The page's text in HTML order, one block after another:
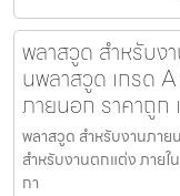
พลาสวูด สำหรับง
นพลาสวูด เกรด
ภายนอก ราคาถู
พลาสวูด สำหรับงานภาย
สำหรับงานตกแต่ง ภาย
กา